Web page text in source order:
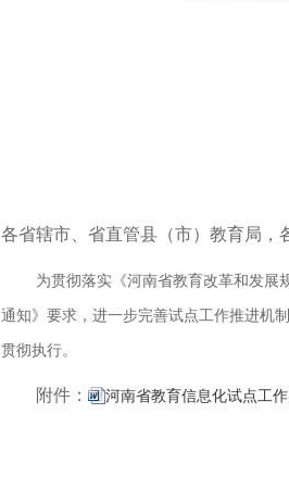
各省辖市、省直管县（市）教育局，
为贯彻落实《河南省教育改革和发展
通知》要求，进一步完善试点工作推进机
贯彻执行。
附件： 河南省教育信息化试点工